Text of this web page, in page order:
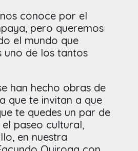
conoce por el
pero queremos
el mundo que
uno de los tantos
han hecho obras de
que te invitan a que
te quedes un par de
paseo cultural,
en nuestra